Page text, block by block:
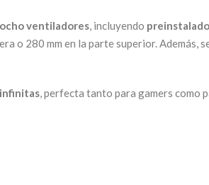
ventiladores, incluyendo
o 280 mm en la parte superior. Además,
, perfecta tanto para gamers como